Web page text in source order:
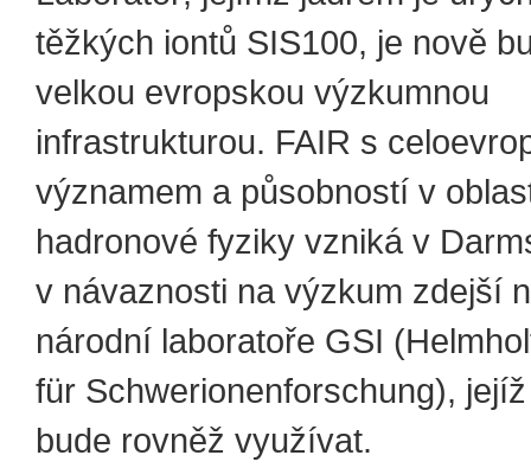
těžkých iontů SIS100, je nově
velkou evropskou výzkumnou
infrastrukturou. FAIR s
významem a působností v
hadronové fyziky vzniká v
v návaznosti na výzkum zdejší
národní laboratoře GSI
für Schwerionenforschung),
bude rovněž využívat.